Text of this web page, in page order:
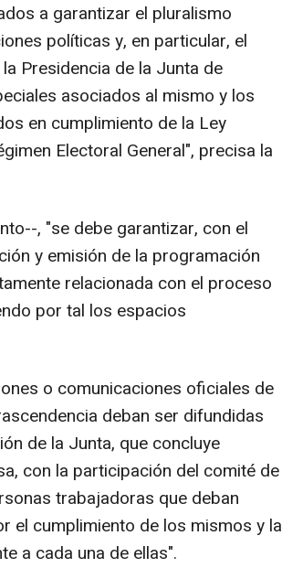
a garantizar el pluralismo
políticas y, en particular, el
Presidencia de la Junta de
asociados al mismo y los
en cumplimiento de la Ley
Electoral General", precisa la
, "se debe garantizar, con el
y emisión de la programación
relacionada con el proceso
por tal los espacios
o comunicaciones oficiales de
deban ser difundidas
de la Junta, que concluye
con la participación del comité de
trabajadoras que deban
el cumplimiento de los mismos y la
a cada una de ellas".